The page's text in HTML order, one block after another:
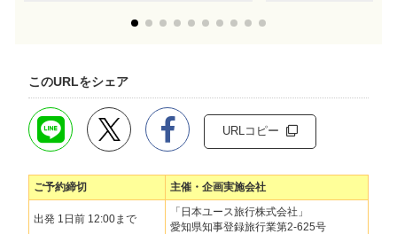
このURLをシェア
URLコピー
ご予約締切 主催・企画実施会社
出発 1日前 12:00まで
「日本ユース旅行株式会社」
愛知県知事登録旅行業第2-625号